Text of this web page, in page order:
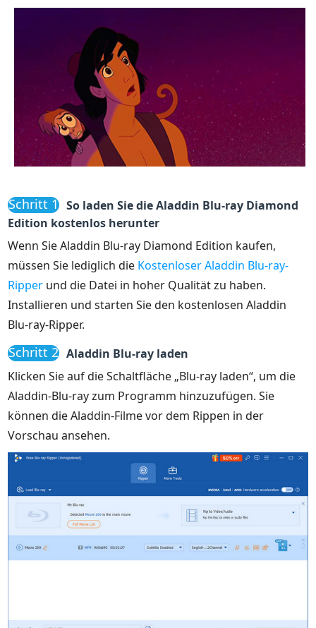
Schritt 1 So laden Sie die Aladdin Blu-ray Diamond
Edition kostenlos herunter
Wenn Sie Aladdin Blu-ray Diamond Edition kaufen,
müssen Sie lediglich die Kostenloser Aladdin Blu-ray-
Ripper und die Datei in hoher Qualität zu haben.
Installieren und starten Sie den kostenlosen Aladdin
Blu-ray-Ripper.
Schritt 2 Aladdin Blu-ray laden
Klicken Sie auf die Schaltfläche „Blu-ray laden“, um die
Aladdin-Blu-ray zum Programm hinzuzufügen. Sie
können die Aladdin-Filme vor dem Rippen in der
Vorschau ansehen.